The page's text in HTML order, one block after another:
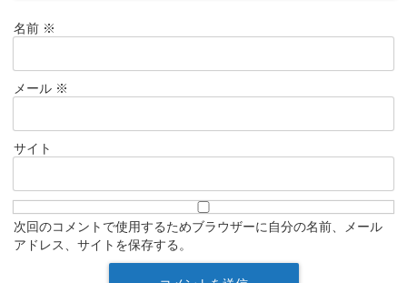
名前 ※
メール ※
サイト
次回のコメントで使用するためブラウザーに自分の名前、メール
アドレス、サイトを保存する。